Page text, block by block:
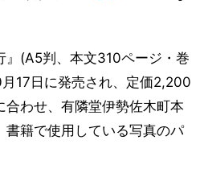
』(A5判、本文310ページ・巻
17日に発売され、定価2,200
合わせ、有隣堂伊勢佐木町本
書籍で使用している写真のパ